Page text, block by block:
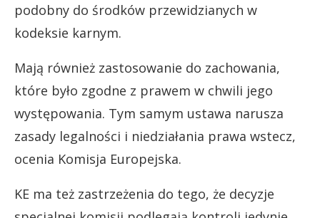
podobny do środków przewidzianych w
kodeksie karnym.
Mają również zastosowanie do zachowania,
które było zgodne z prawem w chwili jego
występowania. Tym samym ustawa narusza
zasady legalności i niedziałania prawa wstecz,
ocenia Komisja Europejska.
KE ma też zastrzeżenia do tego, że decyzje